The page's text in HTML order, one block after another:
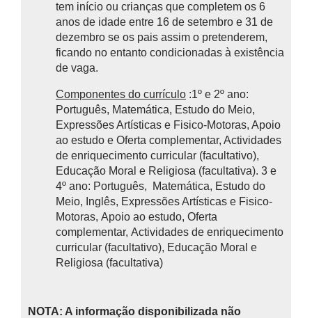
tem início ou crianças que completem os 6
anos de idade entre 16 de setembro e 31 de
dezembro se os pais assim o pretenderem,
ficando no entanto condicionadas à existência
de vaga.
Componentes do currículo :1º e 2º ano:
Português, Matemática, Estudo do Meio,
Expressões Artísticas e Fisico-Motoras, Apoio
ao estudo e Oferta complementar, Actividades
de enriquecimento curricular (facultativo),
Educação Moral e Religiosa (facultativa). 3 e
4º ano: Português, Matemática, Estudo do
Meio, Inglês, Expressões Artísticas e Fisico-
Motoras, Apoio ao estudo, Oferta
complementar, Actividades de enriquecimento
curricular (facultativo), Educação Moral e
Religiosa (facultativa)
NOTA: A informação disponibilizada não